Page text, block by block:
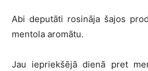
Abi deputāti rosināja šajos
mentola aromātu.
Jau iepriekšējā dienā pret